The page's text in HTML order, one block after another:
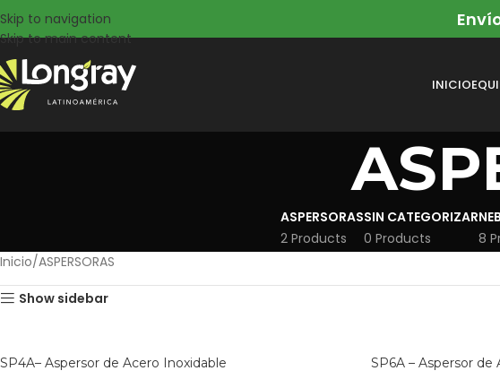
Skip to navigation
Skip to main content
INICIO
ASPERSORAS
2 Products
SIN CATEGORIZAR
0 Products
8
Inicio ASPERSORAS
Show sidebar
SP4A– Aspersor de Acero Inoxidable SP6A – Aspersor de